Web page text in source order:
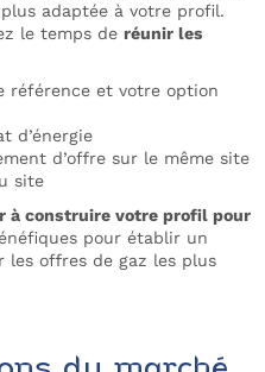
adaptée à votre profil.
le temps de réunir les
référence et votre option
d’énergie
d’offre sur le même site
site
à construire votre profil pour
pour établir un
les offres de gaz les plus